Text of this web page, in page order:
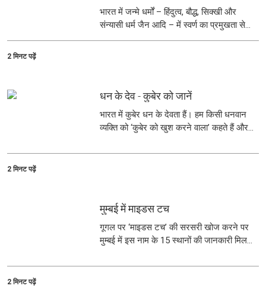
भारत में जन्मे धर्मों – हिंदुत्व, बौद्ध, सिक्खी और
संन्यासी धर्म जैन आदि – में स्वर्ण का प्रमुखता से
उल्लेख मिलता है.
2 मिनट पढ़ें
धन के देव - कुबेर को जानें
भारत में कुबेर धन के देवता हैं। हम किसी धनवान
व्यक्ति को ‘कुबेर को खुश करने वाला’ कहते हैं और
संपदा को सामान्यतया ‘कुबेर का खजाना’ या ‘कुबेर का
2 मिनट पढ़ें
मुम्बई में माइडस टच
गूगल पर ‘माइडस टच’ की सरसरी खोज करने पर
मुम्बई में इस नाम के 15 स्थानों की जानकारी मिलती
2 मिनट पढ़ें